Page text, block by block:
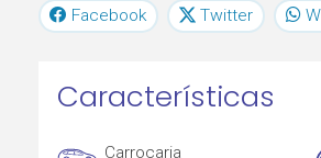
Facebook Twitter
Características
Carroçaria